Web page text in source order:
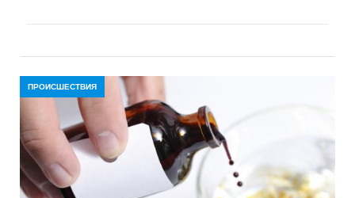
ПРОИСШЕСТВИЯ